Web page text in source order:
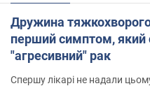
Дружина
перший симптом, який
"агресивний" рак
Спершу лікарі не надали